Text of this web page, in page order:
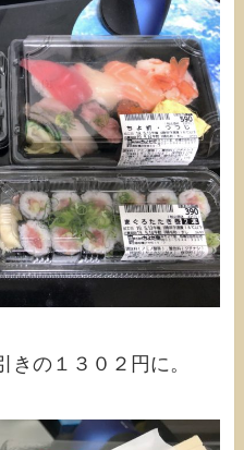
きの１３０２円に。